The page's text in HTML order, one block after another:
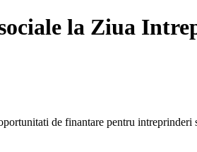
la Ziua
de finantare pentru